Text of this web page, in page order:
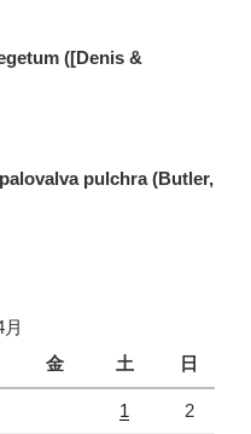
([Denis &
pulchra (Butler,
金 土 日
1 2